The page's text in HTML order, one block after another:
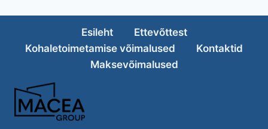
Esileht
Ettevõttest
Kohaletoimetamise võimalused
Kontaktid
Maksevõimalused